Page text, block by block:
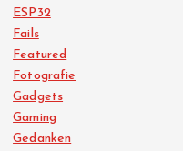
ESP32
Fails
Featured
Fotografie
Gadgets
Gaming
Gedanken